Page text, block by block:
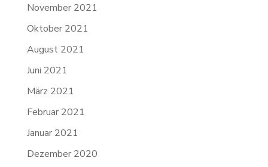
November 2021
Oktober 2021
August 2021
Juni 2021
März 2021
Februar 2021
Januar 2021
Dezember 2020